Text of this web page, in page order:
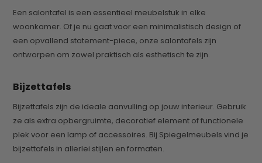
Een salontafel is een essentieel meubelstuk in elke
woonkamer. Of je nu gaat voor een minimalistisch design of
een opvallend statement-piece, onze salontafels zijn
ontworpen om zowel praktisch als esthetisch te zijn.
Bijzettafels
Bijzettafels zijn de ideale aanvulling op jouw interieur. Gebruik
ze als extra opbergruimte, decoratief element of functionele
plek voor een lamp of accessoires. Bij Spiegelmeubels vind je
bijzettafels in allerlei stijlen en formaten.